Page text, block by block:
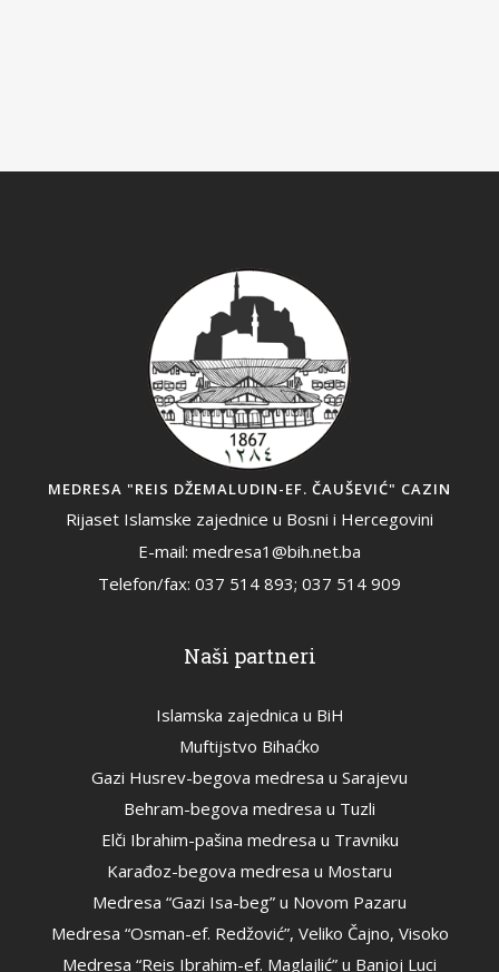
MEDRESA "REIS DŽEMALUDIN-EF. ČAUŠEVIĆ" CAZIN
Rijaset Islamske zajednice u Bosni i Hercegovini
E-mail: medresa1@bih.net.ba
Telefon/fax: 037 514 893; 037 514 909
Naši partneri
Islamska zajednica u BiH
Muftijstvo Bihaćko
Gazi Husrev-begova medresa u Sarajevu
Behram-begova medresa u Tuzli
Elči Ibrahim-pašina medresa u Travniku
Karađoz-begova medresa u Mostaru
Medresa “Gazi Isa-beg” u Novom Pazaru
Medresa “Osman-ef. Redžović”, Veliko Čajno, Visoko
Medresa “Reis Ibrahim-ef. Maglajlić” u Banjoj Luci